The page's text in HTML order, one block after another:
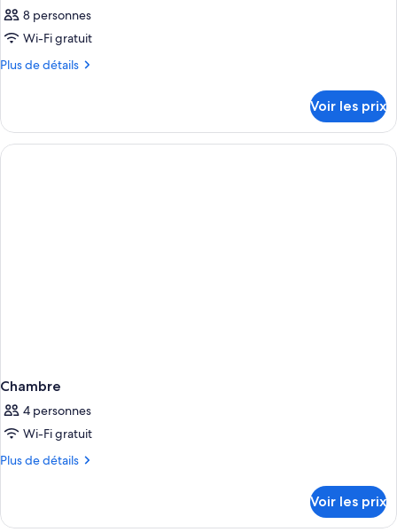
8 personnes
Wi-Fi gratuit
Plus de détails
Plus
le
type
de
Voir les prix
Chambre
4 personnes
Wi-Fi gratuit
Plus de détails
Plus
le
Voir les prix